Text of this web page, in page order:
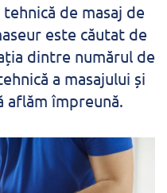
de masaj de
este căutat de
dintre numărul de
a masajului și
aflăm împreună.